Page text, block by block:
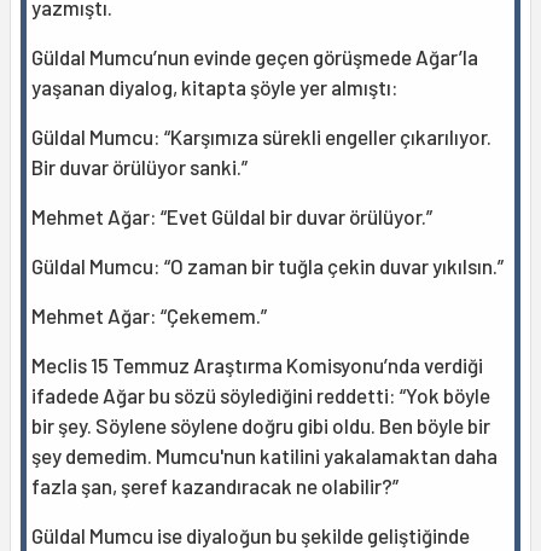
yazmıştı.
Güldal Mumcu’nun evinde geçen görüşmede Ağar’la
yaşanan diyalog, kitapta şöyle yer almıştı:
Güldal Mumcu: “Karşımıza sürekli engeller çıkarılıyor.
Bir duvar örülüyor sanki.”
Mehmet Ağar: “Evet Güldal bir duvar örülüyor.”
Güldal Mumcu: “O zaman bir tuğla çekin duvar yıkılsın.”
Mehmet Ağar: “Çekemem.”
Meclis 15 Temmuz Araştırma Komisyonu’nda verdiği
ifadede Ağar bu sözü söylediğini reddetti: “Yok böyle
bir şey. Söylene söylene doğru gibi oldu. Ben böyle bir
şey demedim. Mumcu'nun katilini yakalamaktan daha
fazla şan, şeref kazandıracak ne olabilir?”
Güldal Mumcu ise diyaloğun bu şekilde geliştiğinde